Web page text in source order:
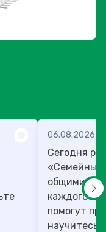
06.08.2026
Сегодня
«Семейный
общими
каждого»!
помогут
научитесь: